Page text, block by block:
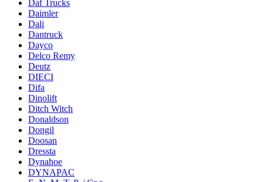
Daf Trucks
Daimler
Dali
Dantruck
Dayco
Delco Remy
Deutz
DIECI
Difa
Dinolift
Ditch Witch
Donaldson
Dongil
Doosan
Dressta
Dynahoe
DYNAPAC